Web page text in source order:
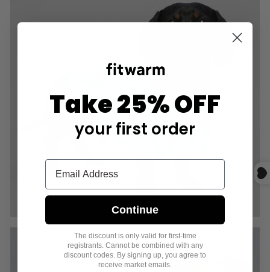
TOUS LES PRODUITS DE GARÇON
Take 25% OFF
your first order
Continue
The discount is only valid for first-time
registrants. Cannot be combined with any
discount codes. By signing up, you agree to
receive market emails.